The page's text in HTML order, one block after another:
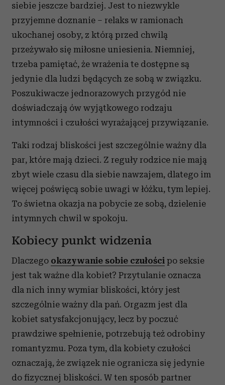
siebie jeszcze bardziej. Jest to niezwykle
przyjemne doznanie – relaks w ramionach
ukochanej osoby, z którą przed chwilą
przeżywało się miłosne uniesienia. Niemniej,
trzeba pamiętać, że wrażenia te dostępne są
jedynie dla ludzi będących ze sobą w związku.
Poszukiwacze jednorazowych przygód nie
doświadczają ów wyjątkowego rodzaju
intymności i czułości wyrażającej przywiązanie.
Taki rodzaj bliskości jest szczególnie ważny dla
par, które mają dzieci. Z reguły rodzice nie mają
zbyt wiele czasu dla siebie nawzajem, dlatego im
więcej poświęcą sobie uwagi w łóżku, tym lepiej.
To świetna okazja na pobycie ze sobą, dzielenie
intymnych chwil w spokoju.
Kobiecy punkt widzenia
Dlaczego okazywanie sobie czułości po seksie
jest tak ważne dla kobiet? Przytulanie oznacza
dla nich inny wymiar bliskości, który jest
szczególnie ważny dla pań. Orgazm jest dla
kobiet satysfakcjonujący, lecz by poczuć
prawdziwe spełnienie, potrzebują też odrobiny
romantyzmu. Poza tym, dla kobiety czułości
oznaczają, że związek nie ogranicza się jedynie
do fizycznej bliskości. W ten sposób partner